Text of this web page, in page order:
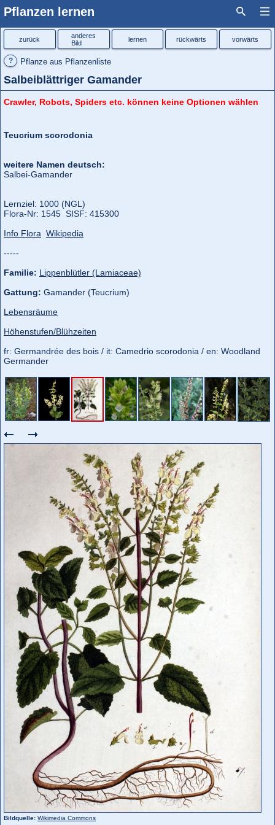
Pflanzen lernen
? Pflanze aus Pflanzenliste
Salbeiblättriger Gamander
zurück
anderes
Bild
lernen rückwärts vorwärts
Crawler, Robots, Spiders etc. können keine Optionen wählen
Bildquelle: Wikimedia Commons
Teucrium scorodonia
weitere Namen deutsch:
Salbei-Gamander
Lernziel: 1000 (NGL)
Flora‑Nr: 1545 SISF: 415300
Info Flora Wikipedia
-----
Familie: Lippenblütler (Lamiaceae)
Gattung: Gamander (Teucrium)
Lebensräume
Höhenstufen/Blühzeiten
fr: Germandrée des bois / it: Camedrio scorodonia / en: Woodland
Germander